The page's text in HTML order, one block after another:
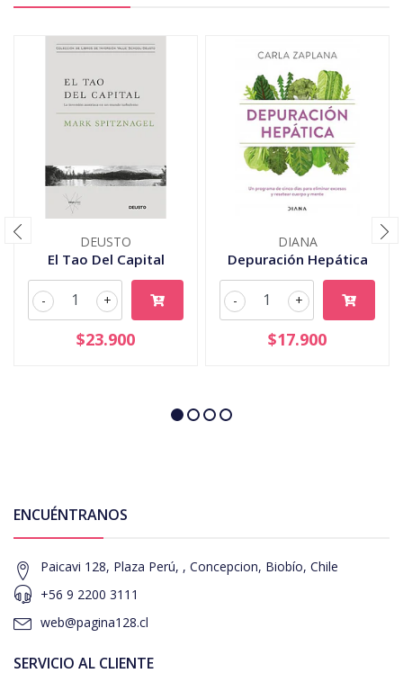
DEUSTO
El Tao Del Capital
+
-
$23.900
DIANA
Depuración Hepática
+
-
$17.900
ENCUÉNTRANOS
Paicavi 128, Plaza Perú, , Concepcion, Biobío, Chile
+56 9 2200 3111
web@pagina128.cl
SERVICIO AL CLIENTE